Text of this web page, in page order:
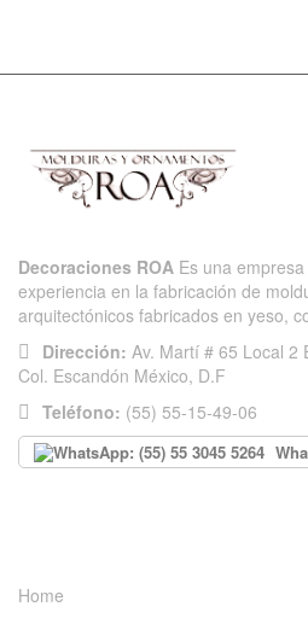
Decoraciones ROA Es una
experiencia en la fabricación de
arquitectónicos fabricados en yeso,
Dirección: Av. Martí # 65 Local 2
Col. Escandón México, D.F
Teléfono: (55) 55-15-49-06
Home